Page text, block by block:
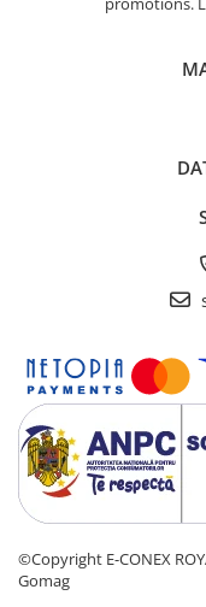
©Copyright E-CONEX
Gomag